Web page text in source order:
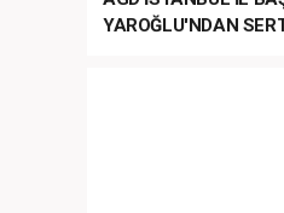
YAROĞLU'NDAN